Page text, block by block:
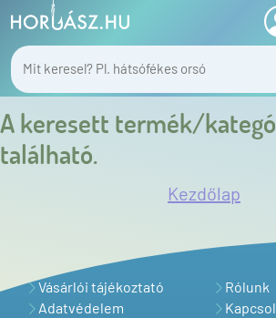
A keresett termék/
található.
Kezdőlap
Vásárlói tájékoztató
Adatvédelem
Rólunk